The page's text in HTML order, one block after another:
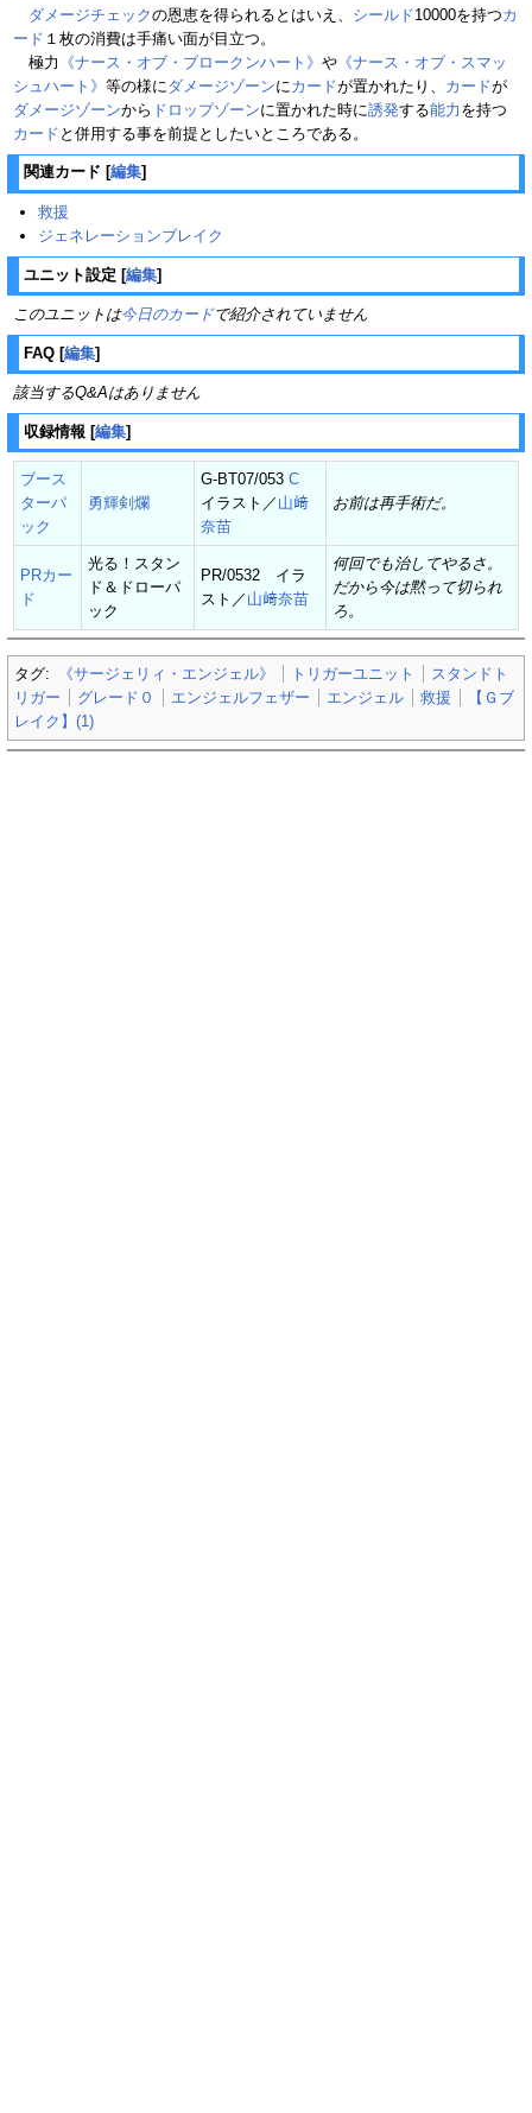
ダメージチェックの恩恵を得られるとはいえ、 シールド10000を持つカ
ード １枚の消費は手痛い面が目立つ。
極力 《ナース・オブ・ブロークンハート》 や 《ナース・オブ・スマッ
シュハート》 等の様にダメージゾーンにカードが置かれたり、 カードが
ダメージゾーンから ドロップゾーンに置かれた時に誘発する能力 を持つ
カード と併用する事を前提としたいところである。
関連カード [編集]
救援
ジェネレーションブレイク
ユニット設定 [編集]
このユニットは今日のカードで紹介されていません
FAQ [編集]
該当するQ&Aはありません
収録情報 [編集]
ブース
ターパ
ック
勇輝剣爛
G-BT07/053 C
イラスト／ 山﨑
奈苗
お前は再手術だ。
PRカー
ド
光る！スタン
ド＆ドローパ
ック
PR/0532 イラ
スト／ 山﨑奈苗
何回でも治してやるさ。
だから今は黙って切られ
ろ。
タグ: 《サージェリィ・エンジェル》 トリガーユニット
スタンドト
リガー
グレード０ エンジェルフェザー エンジェル 救援
【Ｇブ
レイク】(1)